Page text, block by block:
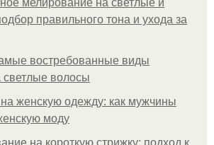
мелирование на светлые и
правильного тона и ухода за
востребованные виды
волосы
женскую одежду: как мужчины
моду
на короткую стрижку: подход к